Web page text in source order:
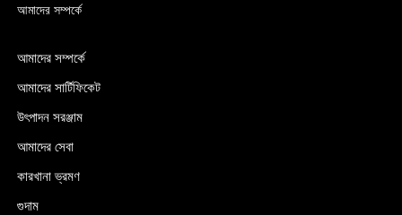
আমাদের সম্পর্কে
আমাদের সম্পর্কে
আমাদের সার্টিফিকেট
উৎপাদন সরঞ্জাম
আমাদের সেবা
কারখানা ভ্রমণ
গুদাম